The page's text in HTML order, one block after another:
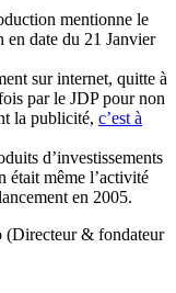
mentionne le
en date du 21 Janvier
sur internet, quitte à
par le JDP pour non
la publicité, c’est à
d’investissements
était même l’activité
en 2005.
(Directeur & fondateur